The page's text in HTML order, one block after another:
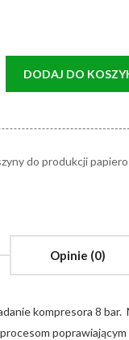
DODAJ DO
do produkcji
Opinie (0)
kompresora 8